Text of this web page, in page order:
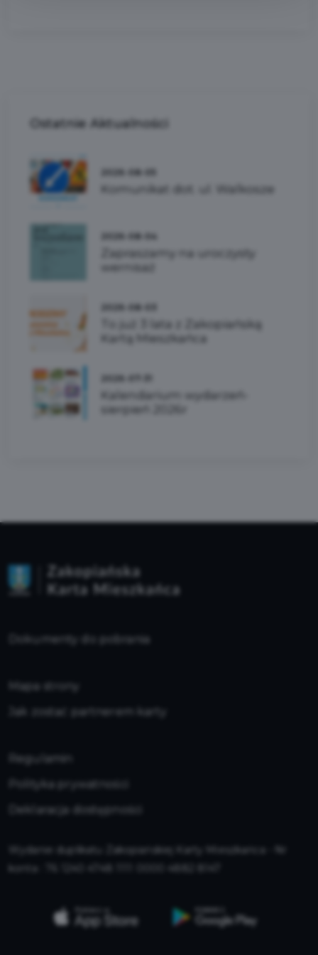
Ostatnie Aktualności
2026-08-05
Komunikat dot. ul. Walkosze
2026-08-04
Zapraszamy na uroczysty
wernisaż
2026-08-03
To już 3 lata z Zakopiańską
Kartą Mieszkańca
2026-07-31
Kalendarium wydarzeń-
sierpień 2026r
Dokumenty do pobrania
Mapa strony
Jak zostać partnerem karty
Regulamin
Polityka prywatności
Deklaracja dostępności
Wydanie duplikatu Zakopiańskiej Karty Mieszkańca - Nr